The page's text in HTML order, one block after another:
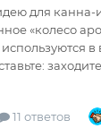
для канна-
«колесо
используются
11 ответов